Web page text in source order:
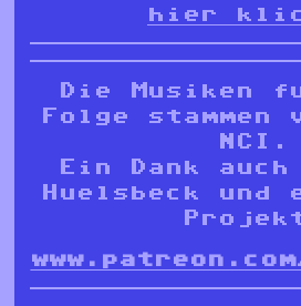
hier
Die Musiken
Folge stammen
NCI.
Ein Dank
Huelsbeck